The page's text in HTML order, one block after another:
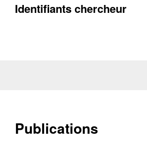
Identifiants chercheur
Publications